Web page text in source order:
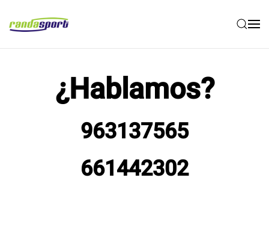
Skip to main content
¿Hablamos?
963137565
661442302